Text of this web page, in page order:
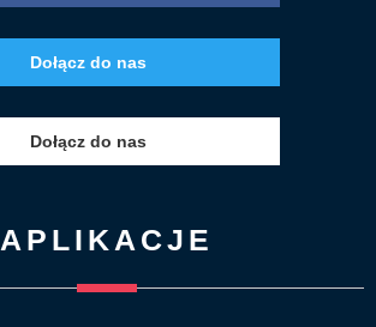
Dołącz do nas
Dołącz do nas
APLIKACJE